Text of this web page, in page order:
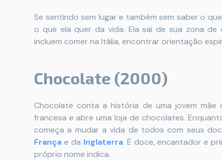
Se sentindo sem lugar e também sem saber o
o que ela quer da vida. Ela sai de sua zona de
incluem comer na Itália, encontrar orientação
Chocolate (2000)
Chocolate conta a história de uma jovem
francesa e abre uma loja de chocolates.
começa a mudar a vida de todos com seus
França e da Inglaterra. É doce, encantador e
próprio nome indica.